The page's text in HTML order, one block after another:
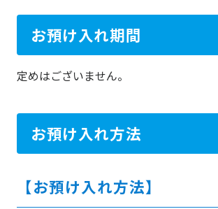
お預け入れ期間
定めはございません。
お預け入れ方法
【お預け入れ方法】